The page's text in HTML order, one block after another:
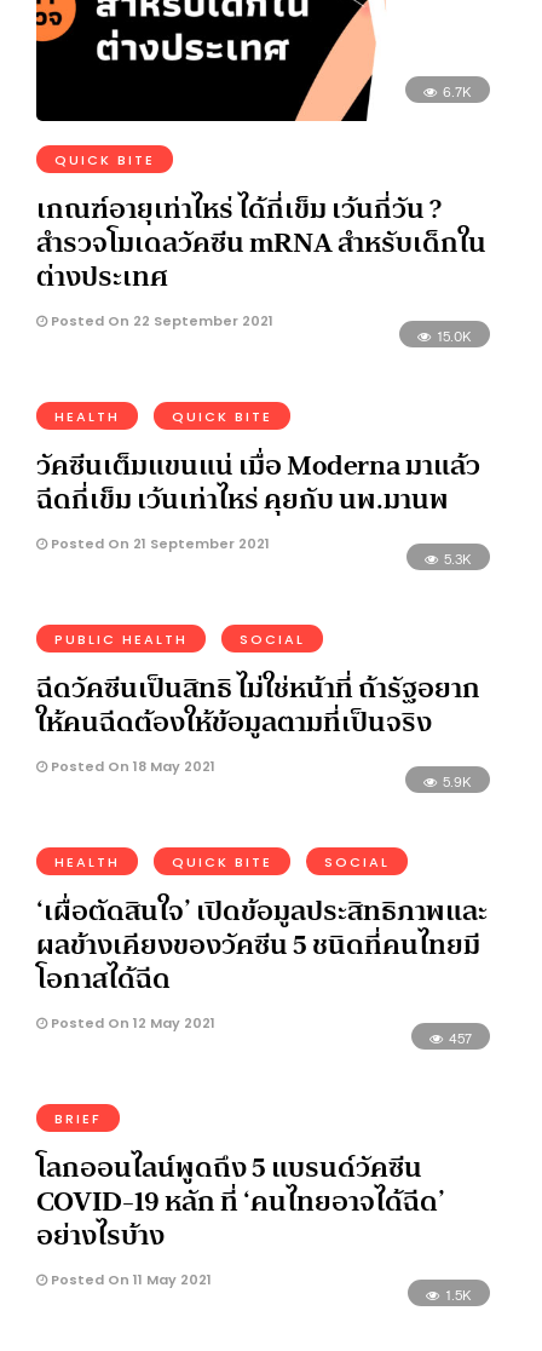
6.7K
QUICK BITE
เกณฑ์อายุเท่าไหร่ ได้กี่เข็ม เว้นกี่วัน ?
สำรวจโมเดลวัคซีน mRNA สำหรับเด็กใน
ต่างประเทศ
Posted On 22 September 2021
15.0K
HEALTH QUICK BITE
วัคซีนเต็มแขนแน่ เมื่อ Moderna มาแล้ว
ฉีดกี่เข็ม เว้นเท่าไหร่ คุยกับ นพ.มานพ
Posted On 21 September 2021
5.3K
PUBLIC HEALTH SOCIAL
ฉีดวัคซีนเป็นสิทธิ ไม่ใช่หน้าที่ ถ้ารัฐอยาก
ให้คนฉีดต้องให้ข้อมูลตามที่เป็นจริง
Posted On 18 May 2021
5.9K
HEALTH QUICK BITE SOCIAL
‘เผื่อตัดสินใจ’ เปิดข้อมูลประสิทธิภาพและ
ผลข้างเคียงของวัคซีน 5 ชนิดที่คนไทยมี
โอกาสได้ฉีด
Posted On 12 May 2021
457
BRIEF
โลกออนไลน์พูดถึง 5 แบรนด์วัคซีน
COVID-19 หลัก ที่ ‘คนไทยอาจได้ฉีด’
อย่างไรบ้าง
Posted On 11 May 2021
1.5K